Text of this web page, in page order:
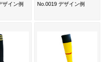
ザイン例
No.0019 デザイン例